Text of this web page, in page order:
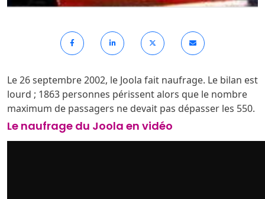
Le 26 septembre 2002, le Joola fait naufrage. Le bilan est
lourd ; 1863 personnes périssent alors que le nombre
maximum de passagers ne devait pas dépasser les 550.
Le naufrage du Joola en vidéo